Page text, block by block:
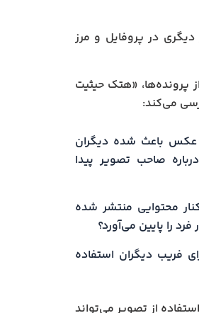
در پروفایل و مرز
پرونده‌ها، «هتک حیثیت
می‌کند:
عکس باعث شده دیگران
صاحب تصویر پیدا
محتوایی منتشر شده
را پایین می‌آورد؟
فریب دیگران استفاده
از تصویر می‌تواند